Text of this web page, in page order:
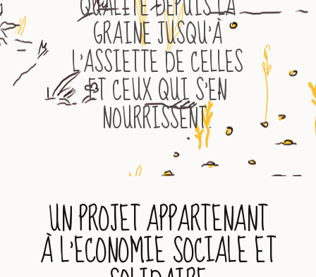
GRAINE JUSQU’À
L’ASSIETTE DE CELLES
ET CEUX QUI S’EN
NOURRISSENT.
UN PROJET APPARTENANT
À L’ECONOMIE SOCIALE ET